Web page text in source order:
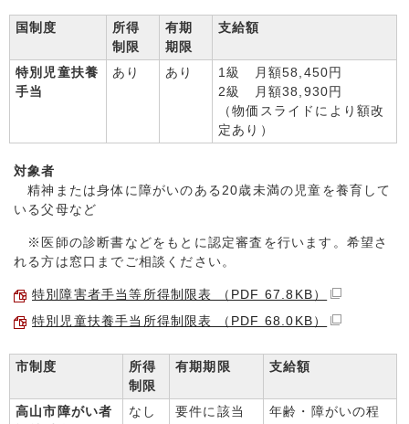
国制度
所得
制限
有期
期限
支給額
特別児童扶養
手当
あり あり
1級 月額58,450円
2級 月額38,930円
（物価スライドにより額改
定あり）
対象者
精神または身体に障がいのある20歳未満の児童を養育して
いる父母など
※医師の診断書などをもとに認定審査を行います。希望さ
れる方は窓口までご相談ください。
特別障害者手当等所得制限表 （PDF 67.8KB）
特別児童扶養手当所得制限表 （PDF 68.0KB）
市制度
所得
制限
有期期限 支給額
高山市障がい者
なし
要件に該当
年齢・障がいの程